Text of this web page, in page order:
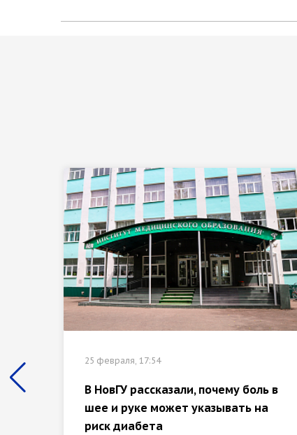
25 февраля, 17:54
В НовГУ рассказали, почему боль в
шее и руке может указывать на
риск диабета